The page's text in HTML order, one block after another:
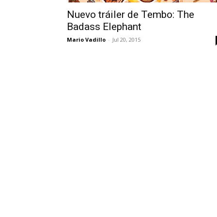
Nuevo tráiler de Tembo: The
Badass Elephant
Mario Vadillo - Jul 20, 2015